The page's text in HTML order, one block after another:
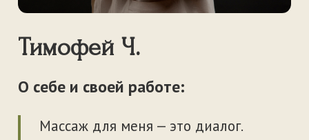
Массаж для меня — это диалог.
Диалог, в котором главные слова
говорит ваше тело. За годы практики
безошибочно.
мне возможность каждый раз